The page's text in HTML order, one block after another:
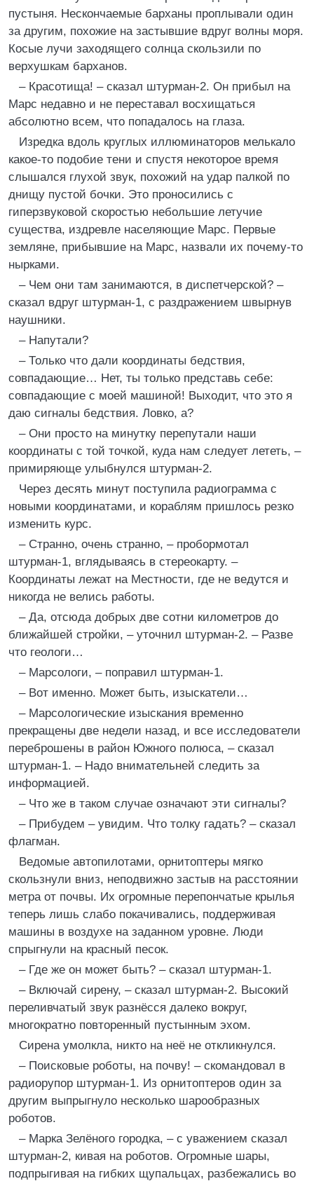
пустыня. Нескончаемые барханы проплывали один
за другим, похожие на застывшие вдруг волны моря.
Косые лучи заходящего солнца скользили по
верхушкам барханов.
– Красотища! – сказал штурман-2. Он прибыл на
Марс недавно и не переставал восхищаться
абсолютно всем, что попадалось на глаза.
Изредка вдоль круглых иллюминаторов мелькало
какое-то подобие тени и спустя некоторое время
слышался глухой звук, похожий на удар палкой по
днищу пустой бочки. Это проносились с
гиперзвуковой скоростью небольшие летучие
существа, издревле населяющие Марс. Первые
земляне, прибывшие на Марс, назвали их почему-то
нырками.
– Чем они там занимаются, в диспетчерской? –
сказал вдруг штурман-1, с раздражением швырнув
наушники.
– Напутали?
– Только что дали координаты бедствия,
совпадающие… Нет, ты только представь себе:
совпадающие с моей машиной! Выходит, что это я
даю сигналы бедствия. Ловко, а?
– Они просто на минутку перепутали наши
координаты с той точкой, куда нам следует лететь, –
примиряюще улыбнулся штурман-2.
Через десять минут поступила радиограмма с
новыми координатами, и кораблям пришлось резко
изменить курс.
– Странно, очень странно, – пробормотал
штурман-1, вглядываясь в стереокарту. –
Координаты лежат на Местности, где не ведутся и
никогда не велись работы.
– Да, отсюда добрых две сотни километров до
ближайшей стройки, – уточнил штурман-2. – Разве
что геологи…
– Марсологи, – поправил штурман-1.
– Вот именно. Может быть, изыскатели…
– Марсологические изыскания временно
прекращены две недели назад, и все исследователи
переброшены в район Южного полюса, – сказал
штурман-1. – Надо внимательней следить за
информацией.
– Что же в таком случае означают эти сигналы?
– Прибудем – увидим. Что толку гадать? – сказал
флагман.
Ведомые автопилотами, орнитоптеры мягко
скользнули вниз, неподвижно застыв на расстоянии
метра от почвы. Их огромные перепончатые крылья
теперь лишь слабо покачивались, поддерживая
машины в воздухе на заданном уровне. Люди
спрыгнули на красный песок.
– Где же он может быть? – сказал штурман-1.
– Включай сирену, – сказал штурман-2. Высокий
переливчатый звук разнёсся далеко вокруг,
многократно повторенный пустынным эхом.
Сирена умолкла, никто на неё не откликнулся.
– Поисковые роботы, на почву! – скомандовал в
радиорупор штурман-1. Из орнитоптеров один за
другим выпрыгнуло несколько шарообразных
роботов.
– Марка Зелёного городка, – с уважением сказал
штурман-2, кивая на роботов. Огромные шары,
подпрыгивая на гибких щупальцах, разбежались во